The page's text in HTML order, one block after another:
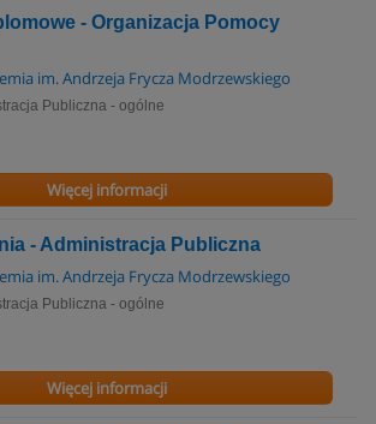
- Organizacja Pomocy
im. Andrzeja Frycza Modrzewskiego
Publiczna - ogólne
Więcej informacji
- Administracja Publiczna
im. Andrzeja Frycza Modrzewskiego
Publiczna - ogólne
Więcej informacji